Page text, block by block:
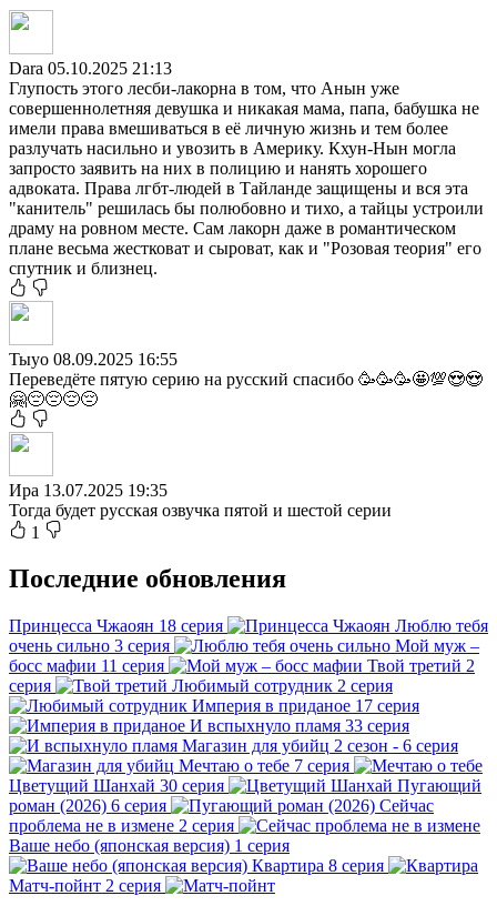
Dara 05.10.2025 21:13
Глупость этого лесби-лакорна в том, что Анын уже
совершеннолетняя девушка и никакая мама, папа, бабушка не
имели права вмешиваться в её личную жизнь и тем более
разлучать насильно и увозить в Америку. Кхун-Нын могла
запросто заявить на них в полицию и нанять хорошего
адвоката. Права лгбт-людей в Тайланде защищены и вся эта
"канитель" решилась бы полюбовно и тихо, а тайцы устроили
драму на ровном месте. Сам лакорн даже в романтическом
плане весьма жестковат и сыроват, как и "Розовая теория" его
спутник и близнец.
Тыуо 08.09.2025 16:55
Переведёте пятую серию на русский спасибо 🥳🥳🥳🤩💯😍😍
🤗😔😔😔😔
Ира 13.07.2025 19:35
Тогда будет русская озвучка пятой и шестой серии
1
Последние обновления
Принцесса Чжаоян 18 серия
Люблю тебя
очень сильно 3 серия
Мой муж –
босс мафии 11 серия Твой третий 2
серия
Любимый сотрудник 2 серия
Империя в приданое 17 серия
И вспыхнуло пламя 33 серия
Магазин для убийц 2 сезон - 6 серия
Мечтаю о тебе 7 серия
Цветущий Шанхай 30 серия
Пугающий
роман (2026) 6 серия
Сейчас
проблема не в измене 2 серия
Ваше небо (японская версия) 1 серия
Квартира 8 серия
Матч-пойнт 2 серия